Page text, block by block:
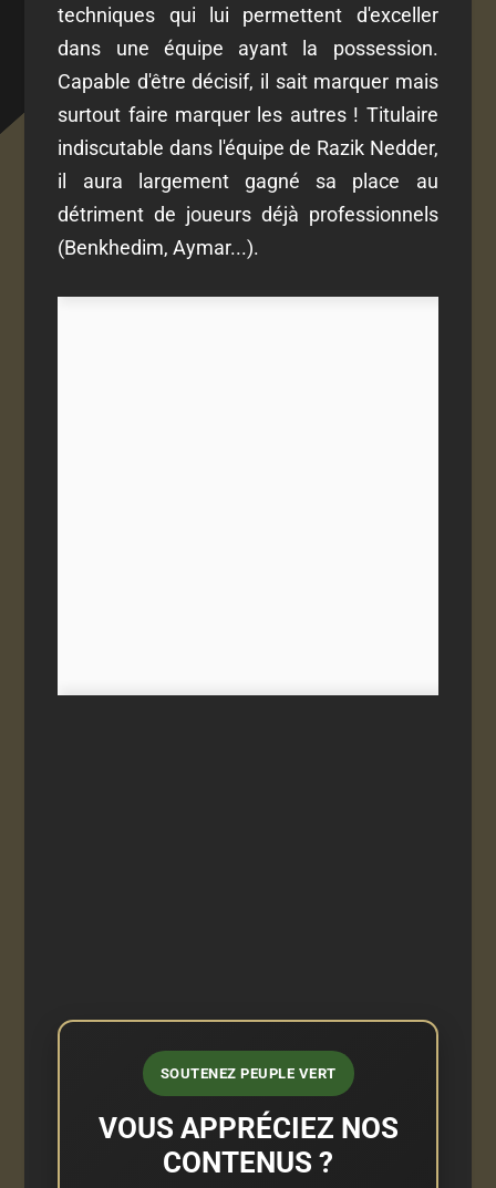
techniques qui lui permettent d'exceller
dans une équipe ayant la possession.
Capable d'être décisif, il sait marquer mais
surtout faire marquer les autres ! Titulaire
indiscutable dans l'équipe de Razik Nedder,
il aura largement gagné sa place au
détriment de joueurs déjà professionnels
(Benkhedim, Aymar...).
SOUTENEZ PEUPLE VERT
VOUS APPRÉCIEZ NOS
CONTENUS ?